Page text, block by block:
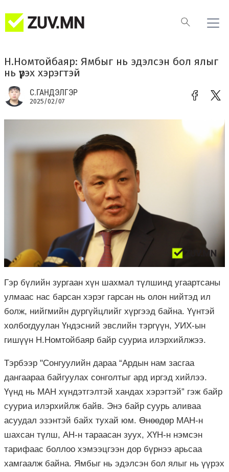
Н.Номтойбаяр: Ямбыг нь эдэлсэн бол ялыг
нь үүрэх хэрэгтэй
С.ГАНДЭЛГЭР
2025/02/07
Гэр бүлийн зургаан хүн шахмал түлшинд угаартсаны
улмаас нас барсан хэрэг гарсан нь олон нийтэд ил
болж, нийгмийн дургүйцлийг хүргээд байна. Үүнтэй
холбогдуулан Үндэсний эвслийн тэргүүн, УИХ-ын
гишүүн Н.Номтойбаяр байр сууриа илэрхийлжээ.
Тэрбээр "Сонгуулийн дараа “Ардын нам засгаа
дангаараа байгуулах сонголтыг ард иргэд хийлээ.
Үүнд нь МАН хүндэтгэлтэй хандах хэрэгтэй” гэж байр
сууриа илэрхийлж байв. Энэ байр суурь аливаа
асуудал эзэнтэй байх тухай юм. Өнөөдөр МАН-н
шахсан түлш, АН-н тараасан зуух, ХҮН-н нэмсэн
тарифаас боллоо хэмээцгээн дор бүрнээ арьсаа
хамгаалж байна. Ямбыг нь эдэлсэн бол ялыг нь үүрэх